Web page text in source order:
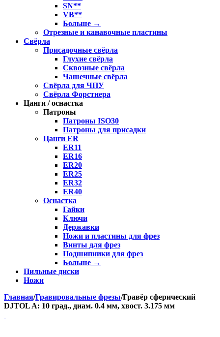
SN**
VB**
Больше →
Отрезные и канавочные пластины
Свёрла
Присадочные свёрла
Глухие свёрла
Сквозные свёрла
Чашечные свёрла
Свёрла для ЧПУ
Свёрла Форстнера
Цанги / оснастка
Патроны
Патроны ISO30
Патроны для присадки
Цанги ER
ER11
ER16
ER20
ER25
ER32
ER40
Оснастка
Гайки
Ключи
Державки
Ножи и пластины для фрез
Винты для фрез
Подшипники для фрез
Больше →
Пильные диски
Ножи
Главная/Гравировальные фрезы/Гравёр сферический
DJTOL A: 10 град., диам. 0.4 мм, хвост. 3.175 мм